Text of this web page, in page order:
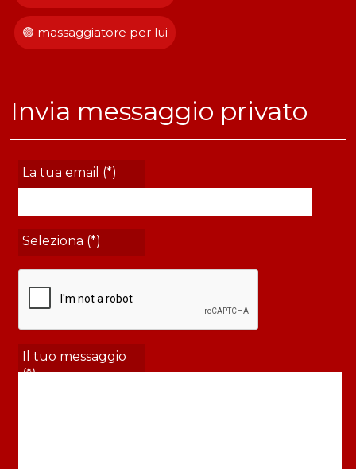
🟢 massaggiatore per lui
Invia messaggio privato
La tua email (*)
Seleziona (*)
Il tuo messaggio
(*)